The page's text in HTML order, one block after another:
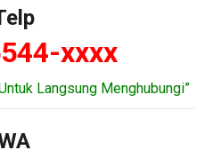
xxxx
Langsung Menghubungi”